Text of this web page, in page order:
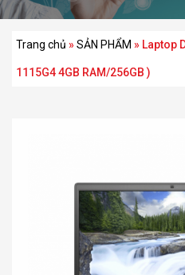
3520
RAM/
Trang chủ »SẢN PHẨM » Laptop
1115G4 4GB RAM/256GB )